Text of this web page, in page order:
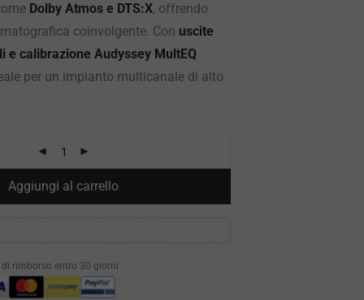
Dolby Atmos e DTS:X, offrendo
coinvolgente. Con uscite
e calibrazione Audyssey MultEQ
per un impianto multicanale di alto
Aggiungi al carrello
rimborso entro 30 giorni